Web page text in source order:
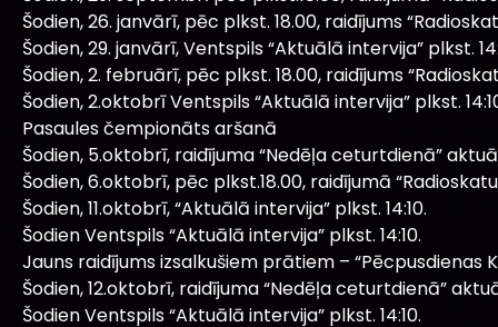
Šodien, 26. janvārī, pēc plkst. 18.00, raidījums
Šodien, 29. janvārī, Ventspils “Aktuālā intervija” plkst.
Šodien, 2. februārī, pēc plkst. 18.00, raidījums
Šodien, 2.oktobrī Ventspils “Aktuālā intervija” plkst.
Pasaules čempionāts aršanā
Šodien, 5.oktobrī, raidījuma “Nedēļa ceturtdienā”
Šodien, 6.oktobrī, pēc plkst.18.00, raidījumā
Šodien, 11.oktobrī, “Aktuālā intervija” plkst. 14:10.
Šodien Ventspils “Aktuālā intervija” plkst. 14:10.
Jauns raidījums izsalkušiem prātiem – “Pēcpusdienas
Šodien, 12.oktobrī, raidījuma “Nedēļa ceturtdienā”
Šodien Ventspils “Aktuālā intervija” plkst. 14:10.